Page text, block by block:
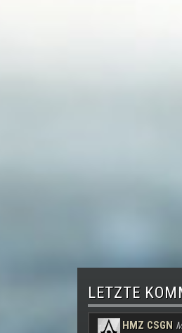
LETZTE
HMZ CSGN